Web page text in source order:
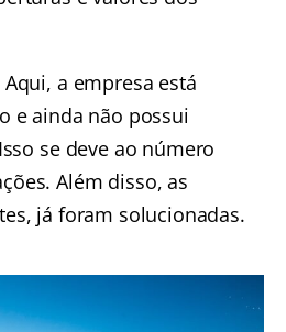
a empresa está
e ainda não possui
se deve ao número
Além disso, as
já foram solucionadas.